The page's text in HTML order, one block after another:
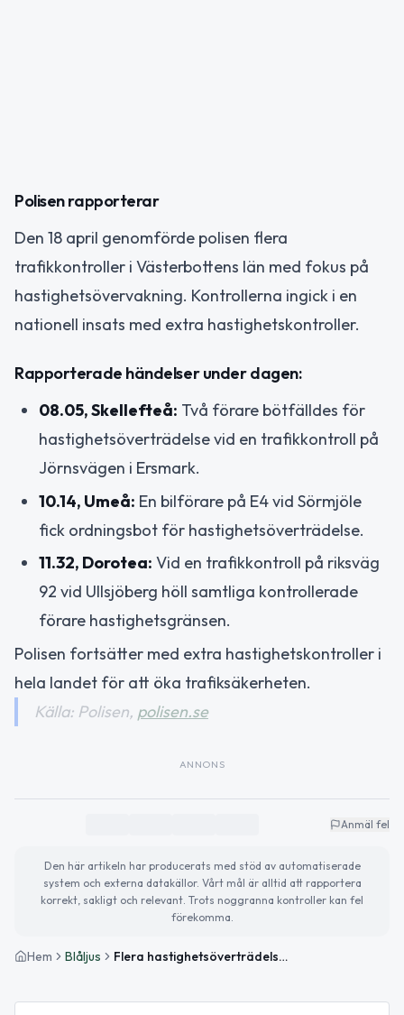
Polisen rapporterar
Den 18 april genomförde polisen flera
trafikkontroller i Västerbottens län med fokus på
hastighetsövervakning. Kontrollerna ingick i en
nationell insats med extra hastighetskontroller.
Rapporterade händelser under dagen:
08.05, Skellefteå: Två förare bötfälldes för
hastighetsöverträdelse vid en trafikkontroll på
Jörnsvägen i Ersmark.
10.14, Umeå: En bilförare på E4 vid Sörmjöle
fick ordningsbot för hastighetsöverträdelse.
11.32, Dorotea: Vid en trafikkontroll på riksväg
92 vid Ullsjöberg höll samtliga kontrollerade
förare hastighetsgränsen.
Polisen fortsätter med extra hastighetskontroller i
hela landet för att öka trafiksäkerheten.
Källa: Polisen, polisen.se
ANNONS
Anmäl fel
Den här artikeln har producerats med stöd av automatiserade
system och externa datakällor. Vårt mål är alltid att rapportera
korrekt, sakligt och relevant. Trots noggranna kontroller kan fel
förekomma.
Hem Blåljus Flera hastighetsöverträdelser vid trafikkontroller i Västerbotten